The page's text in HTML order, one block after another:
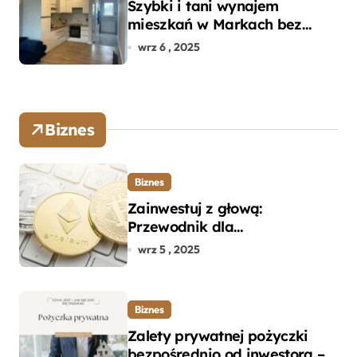
Szybki i tani wynajem
mieszkań w Markach bez
pośredników
wrz 6 , 2025
Biznes
Biznes
Zainwestuj z głową:
Przewodnik dla
początkujących w zakupie
wrz 5 , 2025
Biznes
Zalety prywatnej pożyczki